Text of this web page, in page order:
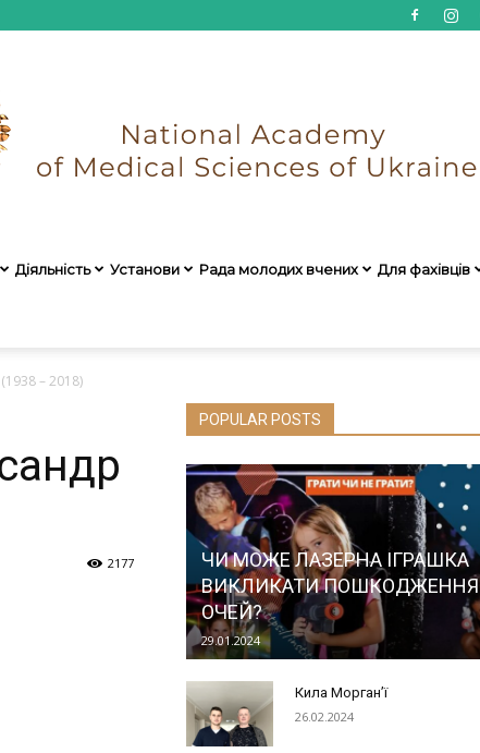
Діяльність Установи Рада молодих вчених Для фахівців
– 2018)
2177
POPULAR POSTS
ЧИ МОЖЕ ЛАЗЕРНА ІГРАШКА
ВИКЛИКАТИ ПОШКОДЖЕННЯ
ОЧЕЙ?
29.01.2024
Кила Морган’ї
26.02.2024